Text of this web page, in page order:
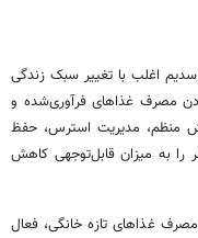
اغلب با تغییر سبک زندگی
مصرف غذاهای فرآوری‌شده و
منظم، مدیریت استرس، حفظ
به میزان قابل‌توجهی کاهش
غذاهای تازه خانگی، فعال